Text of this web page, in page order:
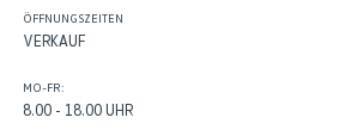
ÖFFNUNGSZEITEN
VERKAUF
MO-FR:
8.00 - 18.00 UHR